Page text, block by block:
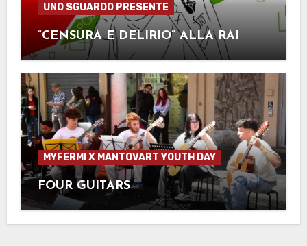
UNO SGUARDO PRESENTE
“CENSURA E DELIRIO” ALLA RAI
MYFERMI X MANTOVART YOUTH DAY
FOUR GUITARS